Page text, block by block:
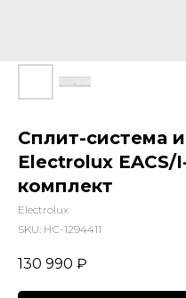
Сплит-система
Electrolux EACS/
комплект
Electrolux
SKU: НС-1294411
130 990 ₽